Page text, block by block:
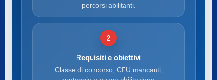
percorsi abilitanti.
2
Requisiti e obiettivi
Classe di concorso, CFU mancanti,